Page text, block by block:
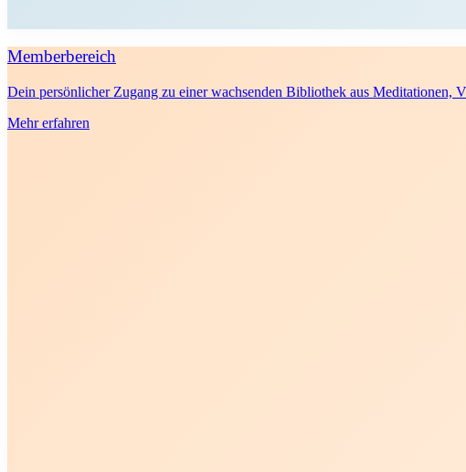
Memberbereich
Dein persönlicher Zugang zu einer wachsenden Bibliothek aus Meditationen,
Mehr erfahren